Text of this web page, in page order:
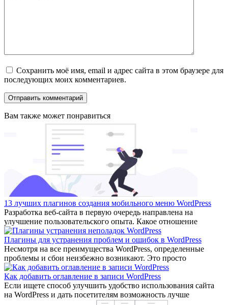
Сохранить моё имя, email и адрес сайта в этом браузере для
последующих моих комментариев.
Вам также может понравиться
13 лучших плагинов создания мобильного меню WordPress
Разработка веб-сайта в первую очередь направлена на
улучшение пользовательского опыта. Какое отношение
Плагины для устранения проблем и ошибок в WordPress
Несмотря на все преимущества WordPress, определенные
проблемы и сбои неизбежно возникают. Это просто
Как добавить оглавление в записи WordPress
Если ищете способ улучшить удобство использования сайта
на WordPress и дать посетителям возможность лучше